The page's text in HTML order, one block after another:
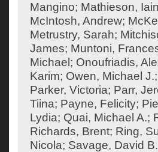
Mangino; Mathieson, Iain
McIntosh, Andrew;
Metrustry, Sarah;
James; Muntoni,
Michael ; Onoufriadis,
Karim; Owen, Michael J.;
Parker, Victoria; Parr,
Tiina; Payne, Felicity;
Lydia; Quai, Michael A.;
Richards, Brent; Ring,
Nicola; Savage, David B.